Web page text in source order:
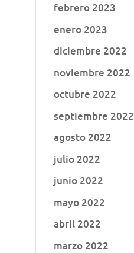
febrero 2023
enero 2023
diciembre 2022
noviembre 2022
octubre 2022
septiembre 2022
agosto 2022
julio 2022
junio 2022
mayo 2022
abril 2022
marzo 2022